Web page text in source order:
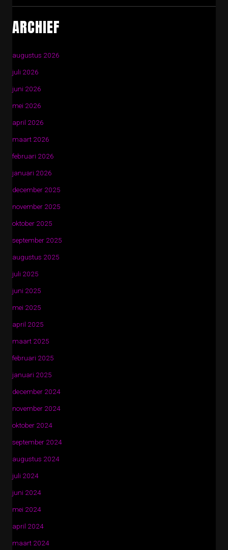
ARCHIEF
augustus 2026
juli 2026
juni 2026
mei 2026
april 2026
maart 2026
februari 2026
januari 2026
december 2025
november 2025
oktober 2025
september 2025
augustus 2025
juli 2025
juni 2025
mei 2025
april 2025
maart 2025
februari 2025
januari 2025
december 2024
november 2024
oktober 2024
september 2024
augustus 2024
juli 2024
juni 2024
mei 2024
april 2024
maart 2024